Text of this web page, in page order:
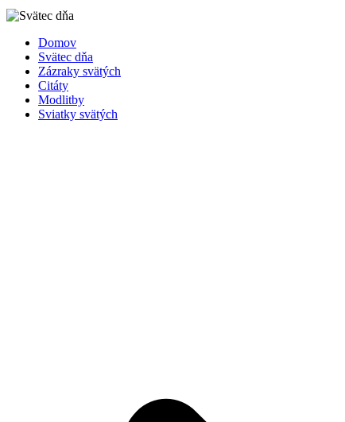
Domov
Svätec dňa
Zázraky svätých
Citáty
Modlitby
Sviatky svätých